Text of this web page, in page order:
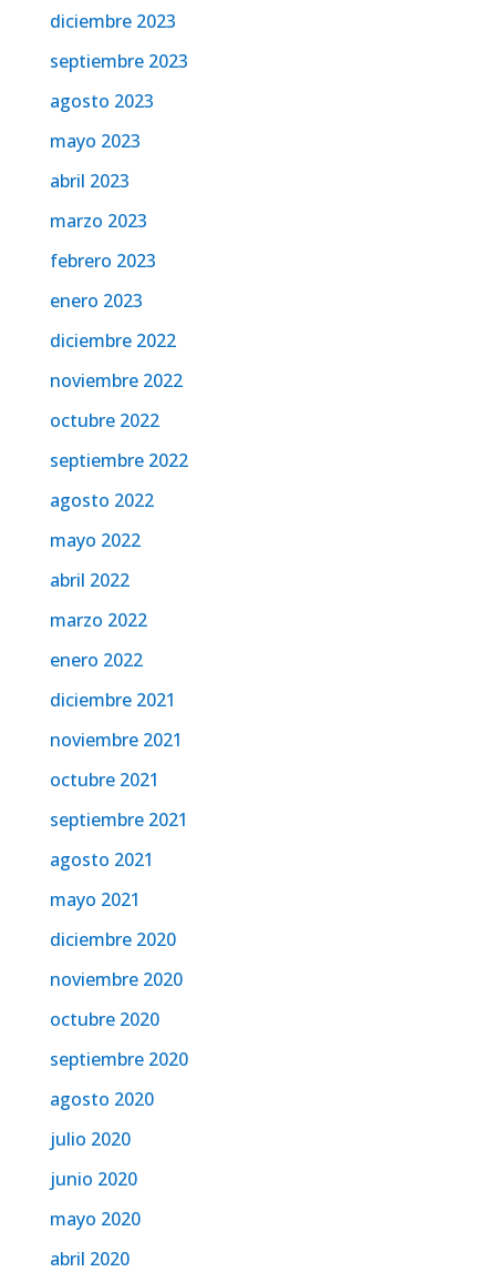
diciembre 2023
septiembre 2023
agosto 2023
mayo 2023
abril 2023
marzo 2023
febrero 2023
enero 2023
diciembre 2022
noviembre 2022
octubre 2022
septiembre 2022
agosto 2022
mayo 2022
abril 2022
marzo 2022
enero 2022
diciembre 2021
noviembre 2021
octubre 2021
septiembre 2021
agosto 2021
mayo 2021
diciembre 2020
noviembre 2020
octubre 2020
septiembre 2020
agosto 2020
julio 2020
junio 2020
mayo 2020
abril 2020